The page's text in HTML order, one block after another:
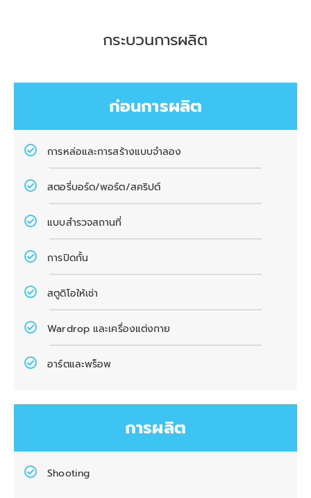
กระบวนการผลิต
ก่อนการผลิต
การหล่อและการสร้างแบบจำลอง
สตอรี่บอร์ด/พอร์ต/สคริปต์
แบบสำรวจสถานที่
การปิดกั้น
สตูดิโอให้เช่า
Wardrop และเครื่องแต่งกาย
อาร์ตและพร็อพ
การผลิต
Shooting